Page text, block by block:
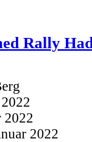
Rally
2022
2022